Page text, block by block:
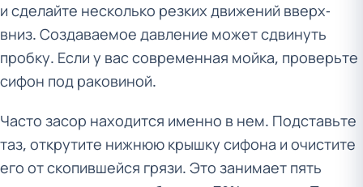
и сделайте несколько резких движений вверх-
вниз. Создаваемое давление может сдвинуть
пробку. Если у вас современная мойка, проверьте
сифон под раковиной.
Часто засор находится именно в нем. Подставьте
таз, открутите нижнюю крышку сифона и очистите
его от скопившейся грязи. Это занимает пять